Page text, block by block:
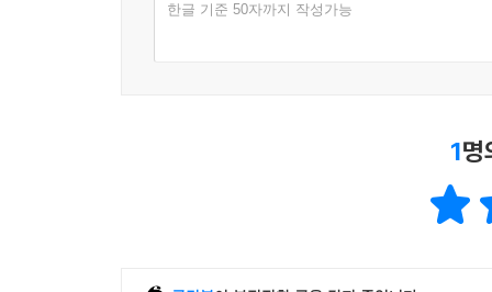
한글 기준 50자까지 작성가능
1명